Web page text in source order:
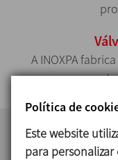
A INOXPA
Política de
Este website
para